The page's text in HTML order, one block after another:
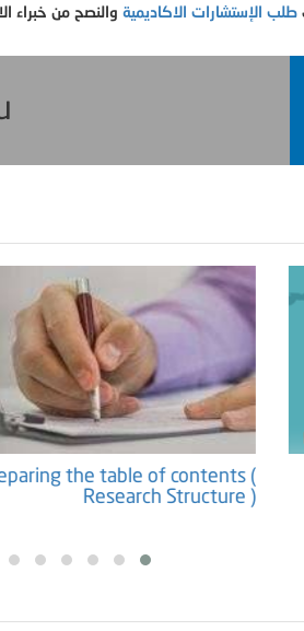
طلب الإستشارات الاكاديمية
Preparing the table
Research
PHD